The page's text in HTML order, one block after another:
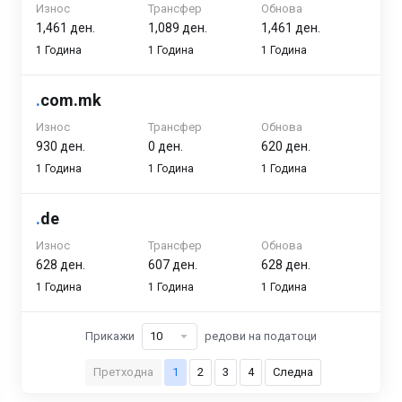
Износ
1,461 ден.
1 Година
Трансфер
1,089 ден.
1 Година
Обнова
1,461 ден.
1 Година
.com.mk
Износ
930 ден.
1 Година
Трансфер
0 ден.
1 Година
Обнова
620 ден.
1 Година
.de
Износ
628 ден.
1 Година
Трансфер
607 ден.
1 Година
Обнова
628 ден.
1 Година
Претходна 1 2 3 4 Следна
Прикажи редови на податоци